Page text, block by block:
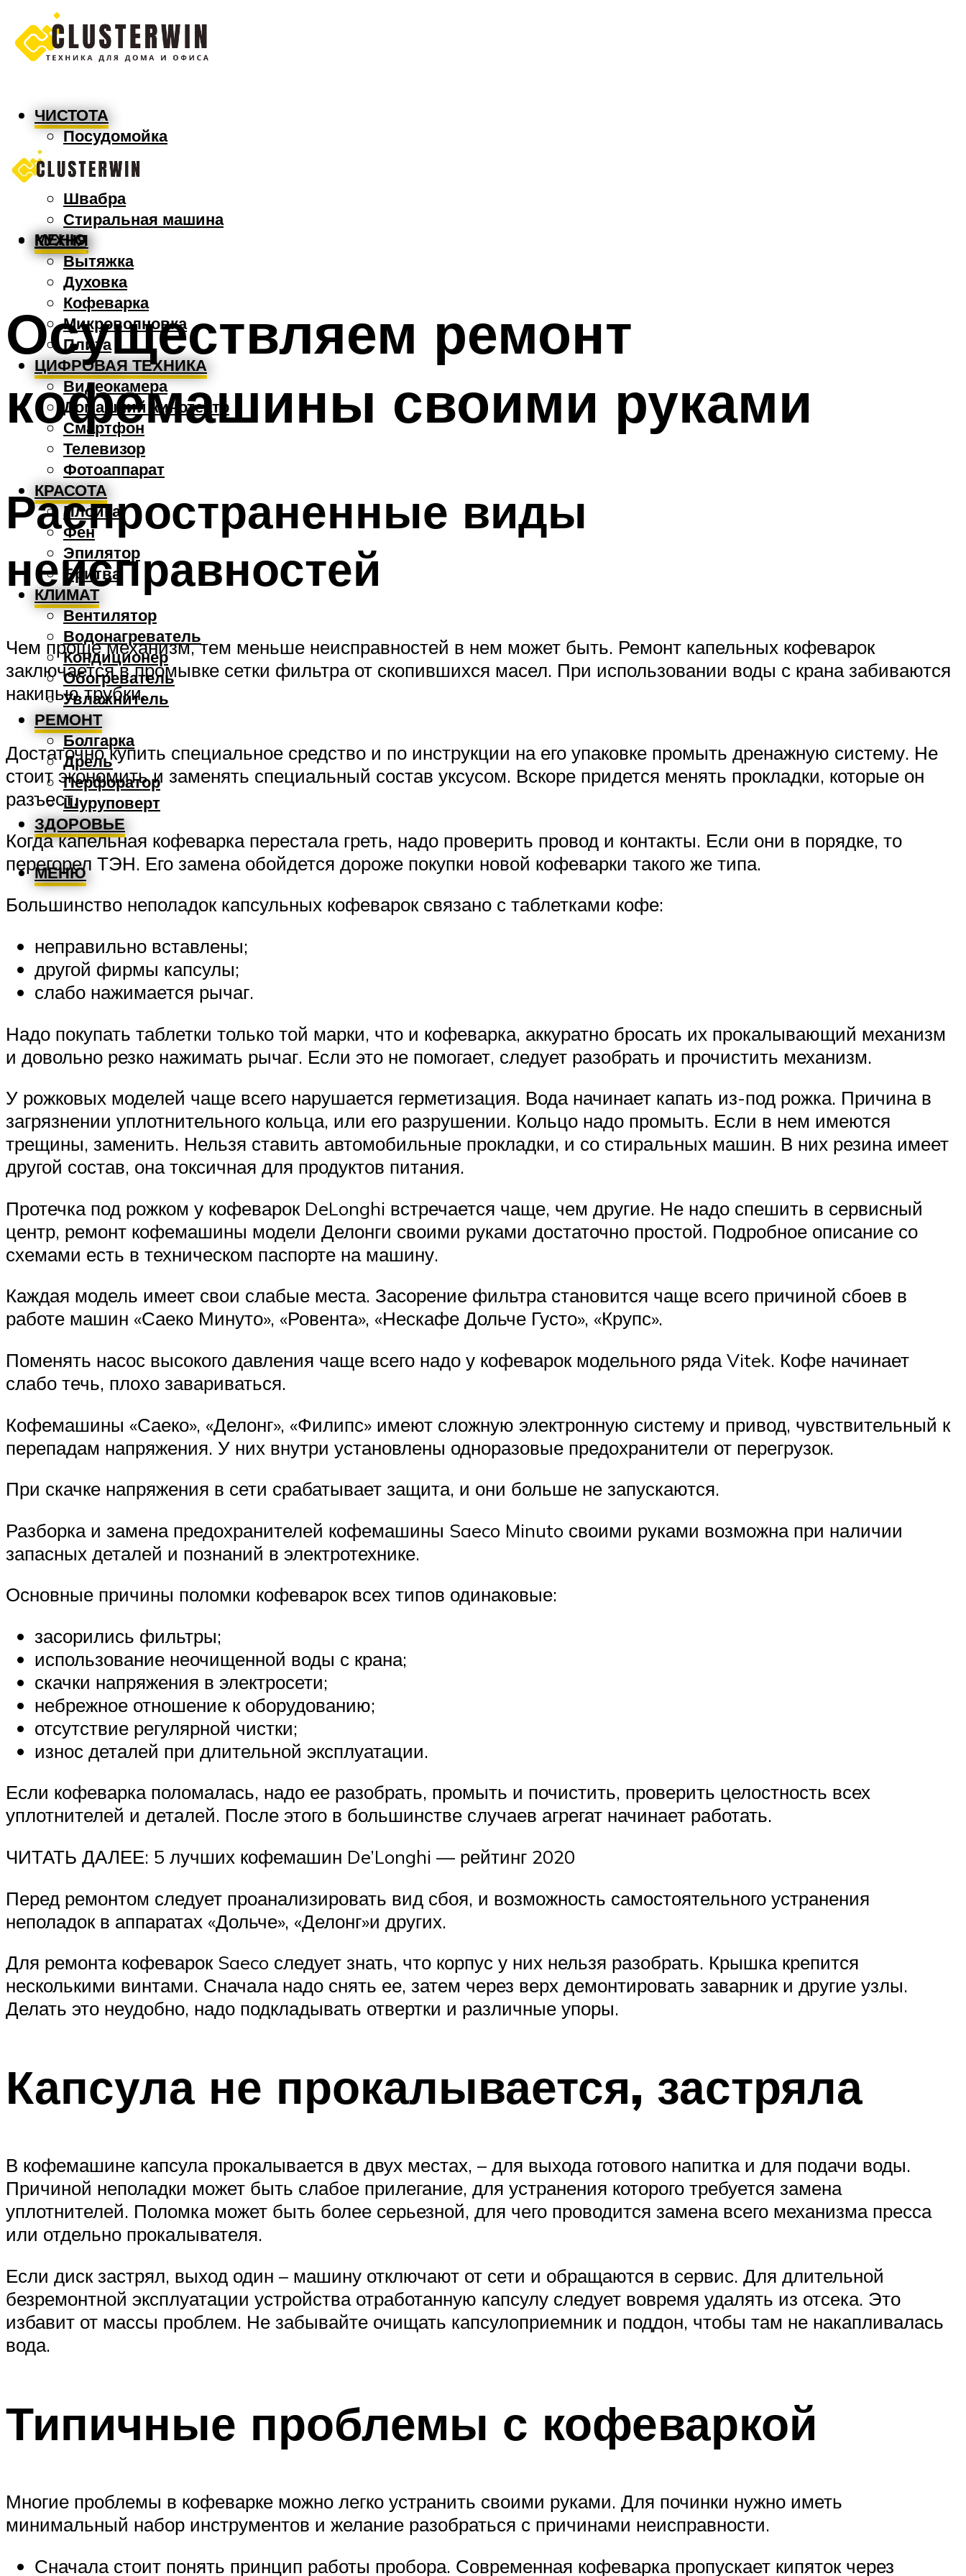
ЧИСТОТА
Посудомойка
Пылесос
Утюг
Швабра
Стиральная машина
КУХНЯ
Вытяжка
Духовка
Кофеварка
Микроволновка
Плита
ЦИФРОВАЯ ТЕХНИКА
Видеокамера
Домашний кинотеатр
Смартфон
Телевизор
Фотоаппарат
КРАСОТА
Плойка
Фен
Эпилятор
Бритва
КЛИМАТ
Вентилятор
Водонагреватель
Кондиционер
Обогреватель
Увлажнитель
РЕМОНТ
Болгарка
Дрель
Перфоратор
Шуруповерт
ЗДОРОВЬЕ
МЕНЮ
МЕНЮ
Осуществляем ремонт
кофемашины своими руками
Распространенные виды
неисправностей
Чем проще механизм, тем меньше неисправностей в нем может быть. Ремонт капельных кофеварок
заключается в промывке сетки фильтра от скопившихся масел. При использовании воды с крана забиваются
накипью трубки.
Достаточно купить специальное средство и по инструкции на его упаковке промыть дренажную систему. Не
стоит экономить и заменять специальный состав уксусом. Вскоре придется менять прокладки, которые он
разъест.
Когда капельная кофеварка перестала греть, надо проверить провод и контакты. Если они в порядке, то
перегорел ТЭН. Его замена обойдется дороже покупки новой кофеварки такого же типа.
Большинство неполадок капсульных кофеварок связано с таблетками кофе:
неправильно вставлены;
другой фирмы капсулы;
слабо нажимается рычаг.
Надо покупать таблетки только той марки, что и кофеварка, аккуратно бросать их прокалывающий механизм
и довольно резко нажимать рычаг. Если это не помогает, следует разобрать и прочистить механизм.
У рожковых моделей чаще всего нарушается герметизация. Вода начинает капать из-под рожка. Причина в
загрязнении уплотнительного кольца, или его разрушении. Кольцо надо промыть. Если в нем имеются
трещины, заменить. Нельзя ставить автомобильные прокладки, и со стиральных машин. В них резина имеет
другой состав, она токсичная для продуктов питания.
Протечка под рожком у кофеварок DeLonghi встречается чаще, чем другие. Не надо спешить в сервисный
центр, ремонт кофемашины модели Делонги своими руками достаточно простой. Подробное описание со
схемами есть в техническом паспорте на машину.
Каждая модель имеет свои слабые места. Засорение фильтра становится чаще всего причиной сбоев в
работе машин «Саеко Минуто», «Ровента», «Нескафе Дольче Густо», «Крупс».
Поменять насос высокого давления чаще всего надо у кофеварок модельного ряда Vitek. Кофе начинает
слабо течь, плохо завариваться.
Кофемашины «Саеко», «Делонг», «Филипс» имеют сложную электронную систему и привод, чувствительный к
перепадам напряжения. У них внутри установлены одноразовые предохранители от перегрузок.
При скачке напряжения в сети срабатывает защита, и они больше не запускаются.
Разборка и замена предохранителей кофемашины Saeco Minuto своими руками возможна при наличии
запасных деталей и познаний в электротехнике.
Основные причины поломки кофеварок всех типов одинаковые:
засорились фильтры;
использование неочищенной воды с крана;
скачки напряжения в электросети;
небрежное отношение к оборудованию;
отсутствие регулярной чистки;
износ деталей при длительной эксплуатации.
Если кофеварка поломалась, надо ее разобрать, промыть и почистить, проверить целостность всех
уплотнителей и деталей. После этого в большинстве случаев агрегат начинает работать.
ЧИТАТЬ ДАЛЕЕ: 5 лучших кофемашин De’Longhi — рейтинг 2020
Перед ремонтом следует проанализировать вид сбоя, и возможность самостоятельного устранения
неполадок в аппаратах «Дольче», «Делонг»и других.
Для ремонта кофеварок Saeco следует знать, что корпус у них нельзя разобрать. Крышка крепится
несколькими винтами. Сначала надо снять ее, затем через верх демонтировать заварник и другие узлы.
Делать это неудобно, надо подкладывать отвертки и различные упоры.
Капсула не прокалывается, застряла
В кофемашине капсула прокалывается в двух местах, – для выхода готового напитка и для подачи воды.
Причиной неполадки может быть слабое прилегание, для устранения которого требуется замена
уплотнителей. Поломка может быть более серьезной, для чего проводится замена всего механизма пресса
или отдельно прокалывателя.
Если диск застрял, выход один – машину отключают от сети и обращаются в сервис. Для длительной
безремонтной эксплуатации устройства отработанную капсулу следует вовремя удалять из отсека. Это
избавит от массы проблем. Не забывайте очищать капсулоприемник и поддон, чтобы там не накапливалась
вода.
Типичные проблемы с кофеваркой
Многие проблемы в кофеварке можно легко устранить своими руками. Для починки нужно иметь
минимальный набор инструментов и желание разобраться с причинами неисправности.
Сначала стоит понять принцип работы пробора. Современная кофеварка пропускает кипяток через